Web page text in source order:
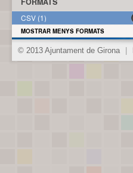
CSV (1)
MOSTRAR MENYS FORMATS
© 2013 Ajuntament de Girona